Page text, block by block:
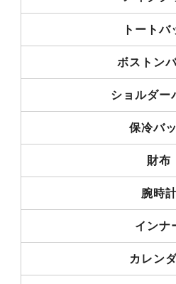
トートバ
ボストン
ショルダー
保冷バ
財布
腕時
インナ
カレン